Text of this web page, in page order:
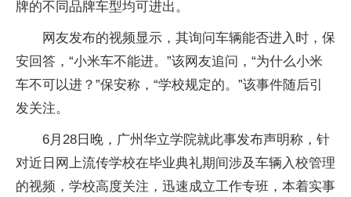
牌的不同品牌车型均可进出。
网友发布的视频显示，其询问车辆能否进入时，保
安回答，“小米车不能进。”该网友追问，“为什么小米
车不可以进？”保安称，“学校规定的。”该事件随后引
发关注。
6月28日晚，广州华立学院就此事发布声明称，针
对近日网上流传学校在毕业典礼期间涉及车辆入校管理
的视频，学校高度关注，迅速成立工作专班，本着实事